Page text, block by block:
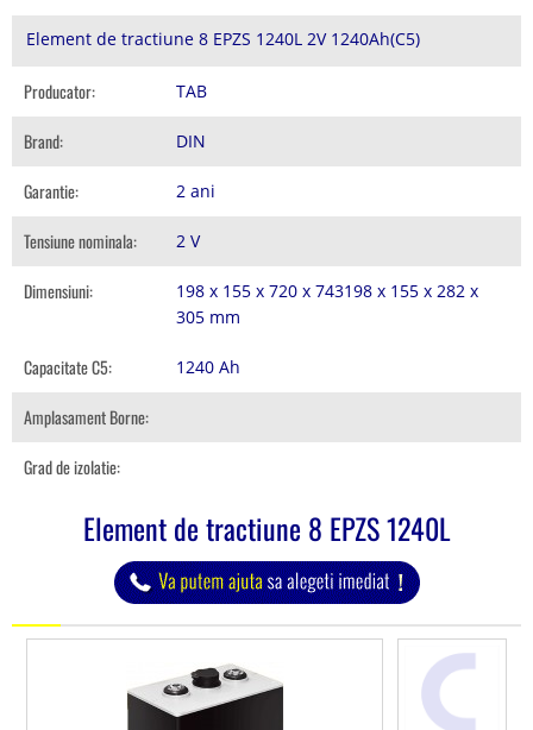
Element de tractiune 8 EPZS 1240L 2V 1240Ah(C5)
Producator: TAB
Brand: DIN
Garantie: 2 ani
Tensiune nominala: 2 V
Dimensiuni:
198 x 155 x 720 x 743198 x 155 x 282 x
305 mm
Capacitate C5: 1240 Ah
Amplasament Borne:
Grad de izolatie:
Element de tractiune 8 EPZS 1240L